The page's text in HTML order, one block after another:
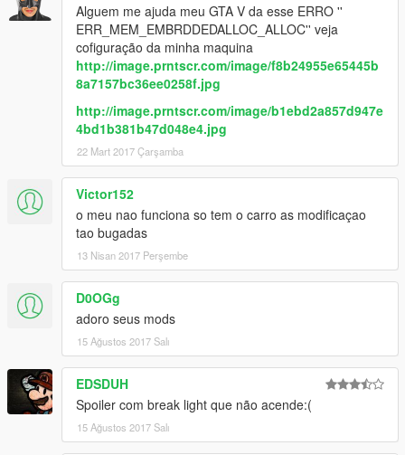
Alguem me ajuda meu GTA V da esse ERRO ''
ERR_MEM_EMBRDDEDALLOC_ALLOC'' veja
cofiguração da minha maquina
http://image.prntscr.com/image/f8b24955e65445b
8a7157bc36ee0258f.jpg
http://image.prntscr.com/image/b1ebd2a857d947e
4bd1b381b47d048e4.jpg
22 Mart 2017 Çarşamba
Victor152
o meu nao funciona so tem o carro as modificaçao
tao bugadas
13 Nisan 2017 Perşembe
D0OGg
adoro seus mods
15 Ağustos 2017 Salı
EDSDUH
Spoiler com break light que não acende:(
15 Ağustos 2017 Salı